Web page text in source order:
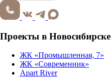
Проекты в Новосибирске
ЖК «Промышленная, 7»
ЖК «Современник»
Apart River